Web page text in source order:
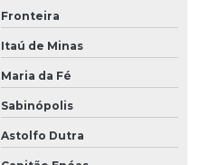
Fronteira
Itaú de Minas
Maria da Fé
Sabinópolis
Astolfo Dutra